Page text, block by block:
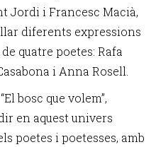
Jordi i Francesc Macià,
diferents expressions
quatre poetes: Rafa
i Anna Rosell.
bosc que volem”,
en aquest univers
poetes i poetesses, amb